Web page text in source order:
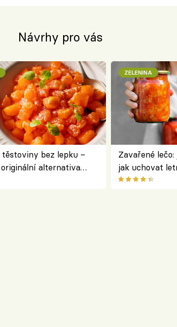
Návrhy pro vás
bez lepku –
alternativa
ZELENINA
Zavařené
jak uchovat